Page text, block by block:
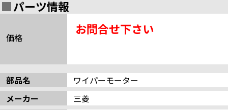
パーツ情報
価格
お問合せ下さい
部品名
ワイパーモーター
メーカー
三菱